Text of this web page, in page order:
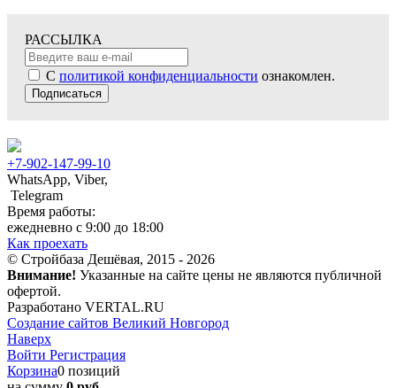
РАССЫЛКА
С политикой конфиденциальности ознакомлен.
Подписаться
+7-902-147-99-10
WhatsApp, Viber,
Telegram
Время работы:
ежедневно с 9:00 до 18:00
Как проехать
© Стройбаза Дешёвая, 2015 - 2026
Внимание! Указанные на сайте цены не являются публичной
офертой.
Разработано VERTAL.RU
Создание сайтов Великий Новгород
Наверх
Войти Регистрация
Корзина0 позиций